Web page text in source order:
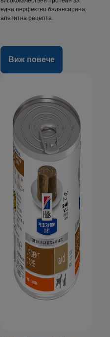
една перфектно балансирана,
апетитна рецепта.
Виж повече